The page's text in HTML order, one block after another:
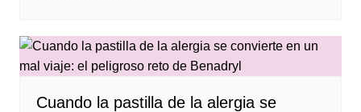
Cuando la pastilla de la alergia se